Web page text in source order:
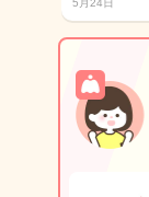
5月24日